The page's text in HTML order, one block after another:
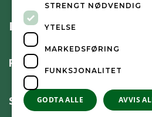
BESØK OSS
FØLG OSS
SNARVEIER
STRENGT NØDVENDIG
YTELSE
MARKEDSFØRING
FUNKSJONALITET
GODTA ALLE AVVIS